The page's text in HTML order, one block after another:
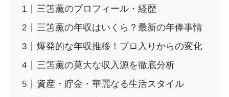
三笘薫のプロフィール・経歴
三笘薫の年収はいくら？最新の年俸事情
爆発的な年収推移！プロ入りからの変化
三笘薫の莫大な収入源を徹底分析
資産・貯金・華麗なる生活スタイル